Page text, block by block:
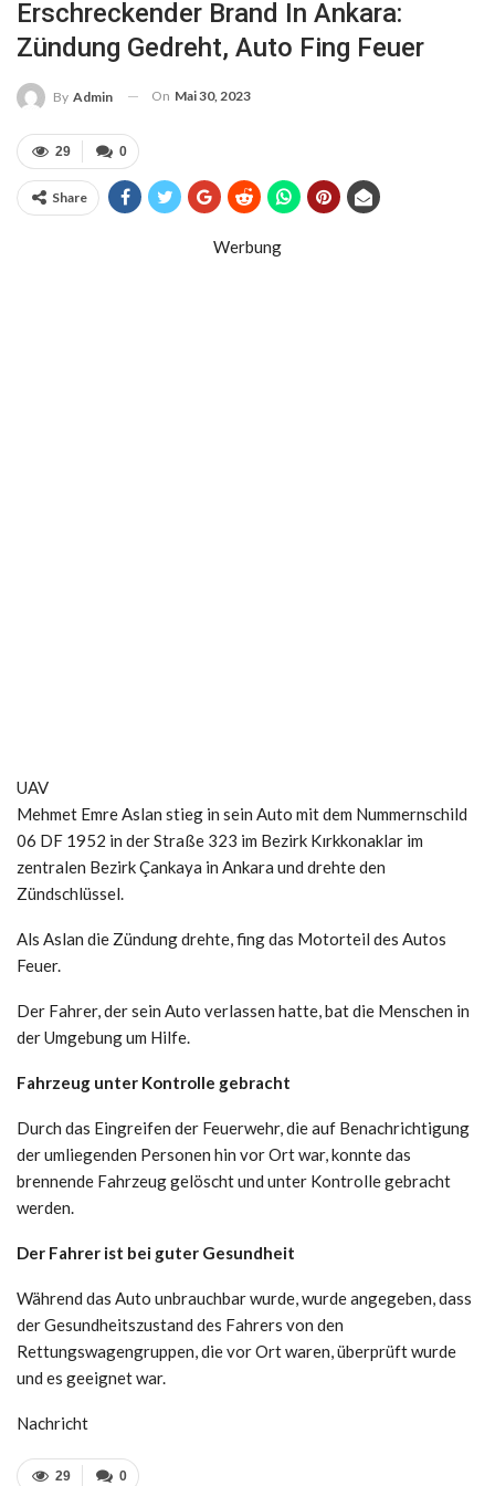
Erschreckender Brand In Ankara:
Zündung Gedreht, Auto Fing Feuer
By Admin On Mai 30, 2023
0
29
Share
Werbung
UAV
Mehmet Emre Aslan stieg in sein Auto mit dem Nummernschild
06 DF 1952 in der Straße 323 im Bezirk Kırkkonaklar im
zentralen Bezirk Çankaya in Ankara und drehte den
Zündschlüssel.
Als Aslan die Zündung drehte, fing das Motorteil des Autos
Feuer.
Der Fahrer, der sein Auto verlassen hatte, bat die Menschen in
der Umgebung um Hilfe.
Fahrzeug unter Kontrolle gebracht
Durch das Eingreifen der Feuerwehr, die auf Benachrichtigung
der umliegenden Personen hin vor Ort war, konnte das
brennende Fahrzeug gelöscht und unter Kontrolle gebracht
werden.
Der Fahrer ist bei guter Gesundheit
Während das Auto unbrauchbar wurde, wurde angegeben, dass
der Gesundheitszustand des Fahrers von den
Rettungswagengruppen, die vor Ort waren, überprüft wurde
und es geeignet war.
Nachricht
0
29